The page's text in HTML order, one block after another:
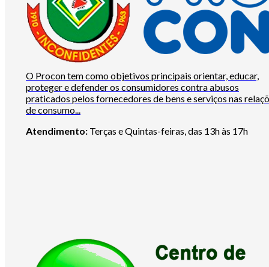
O Procon tem como objetivos principais orientar, educar,
proteger e defender os consumidores contra abusos
praticados pelos fornecedores de bens e serviços nas
de consumo...
Atendimento: Terças e Quintas-feiras, das 13h às 17h